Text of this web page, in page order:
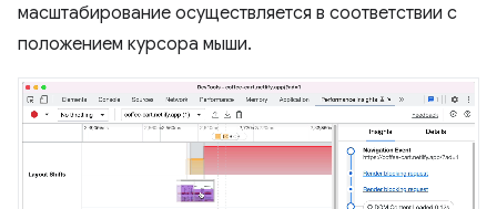
масштабирование осуществляется в соответствии с
положением курсора мыши.